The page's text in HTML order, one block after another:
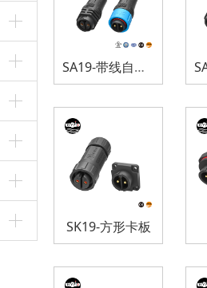
SA19-带线自锁式防水连接器
SK19-方形卡板